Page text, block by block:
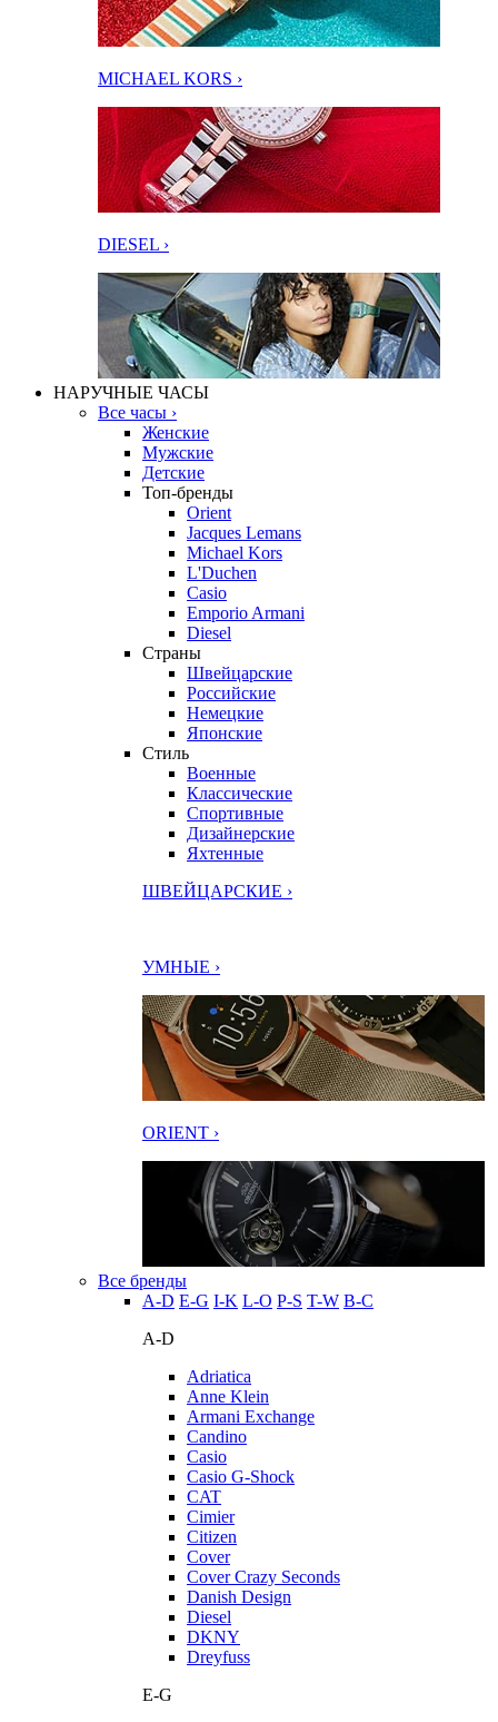
MICHAEL KORS ›
DIESEL ›
НАРУЧНЫЕ ЧАСЫ
Все часы ›
Женские
Мужские
Детские
Топ-бренды
Orient
Jacques Lemans
Michael Kors
L'Duchen
Casio
Emporio Armani
Diesel
Страны
Швейцарские
Российские
Немецкие
Японские
Стиль
Военные
Классические
Спортивные
Дизайнерские
Яхтенные
ШВЕЙЦАРСКИЕ ›
УМНЫЕ ›
ORIENT ›
Все бренды
A-D E-G I-K L-O P-S T-W В-С
A-D
Adriatica
Anne Klein
Armani Exchange
Candino
Casio
Casio G-Shock
CAT
Cimier
Citizen
Cover
Cover Crazy Seconds
Danish Design
Diesel
DKNY
Dreyfuss
E-G